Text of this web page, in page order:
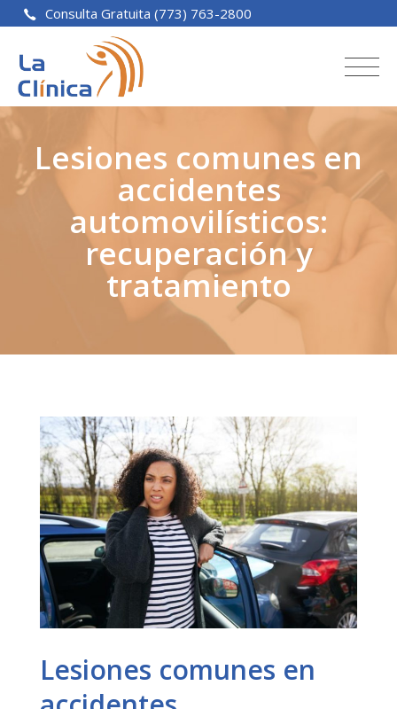
Consulta Gratuita (773) 763-2800
Lesiones comunes en
accidentes
automovilísticos:
recuperación y
tratamiento
Lesiones comunes en